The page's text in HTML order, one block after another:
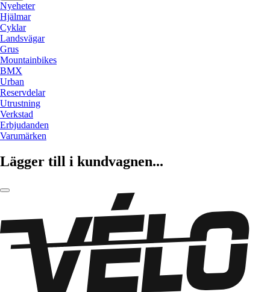
Nyeheter
Hjälmar
Cyklar
Landsvägar
Grus
Mountainbikes
BMX
Urban
Reservdelar
Utrustning
Verkstad
Erbjudanden
Varumärken
Lägger till i kundvagnen...